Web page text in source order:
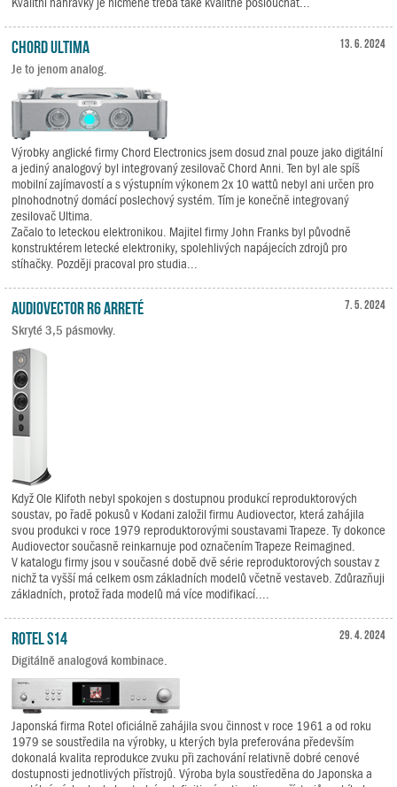
13. 6. 2024
Chord Ultima
Je to jenom analog.
Výrobky anglické firmy Chord Electronics jsem dosud znal pouze jako digitální
a jediný analogový byl integrovaný zesilovač Chord Anni. Ten byl ale spíš
mobilní zajímavostí a s výstupním výkonem 2x 10 wattů nebyl ani určen pro
plnohodnotný domácí poslechový systém. Tím je konečně integrovaný
zesilovač Ultima.
Začalo to leteckou elektronikou. Majitel firmy John Franks byl původně
konstruktérem letecké elektroniky, spolehlivých napájecích zdrojů pro
stíhačky. Později pracoval pro studia...
7. 5. 2024
Audiovector R6 Arreté
Skryté 3,5 pásmovky.
Když Ole Klifoth nebyl spokojen s dostupnou produkcí reproduktorových
soustav, po řadě pokusů v Kodani založil firmu Audiovector, která zahájila
svou produkci v roce 1979 reproduktorovými soustavami Trapeze. Ty dokonce
Audiovector současně reinkarnuje pod označením Trapeze Reimagined.
V katalogu firmy jsou v současné době dvě série reproduktorových soustav z
nichž ta vyšší má celkem osm základních modelů včetně vestaveb. Zdůrazňuji
základních, protož řada modelů má více modifikací....
29. 4. 2024
Rotel S14
Digitálně analogová kombinace.
Japonská firma Rotel oficiálně zahájila svou činnost v roce 1961 a od roku
1979 se soustředila na výrobky, u kterých byla preferována především
dokonalá kvalita reprodukce zvuku při zachování relativně dobré cenové
dostupnosti jednotlivých přístrojů. Výroba byla soustředěna do Japonska a